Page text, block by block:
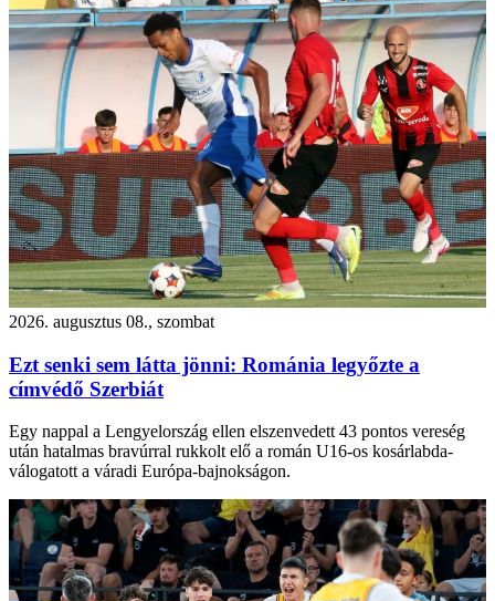
2026. augusztus 08., szombat
Ezt senki sem látta jönni: Románia legyőzte a
címvédő Szerbiát
Egy nappal a Lengyelország ellen elszenvedett 43 pontos vereség
után hatalmas bravúrral rukkolt elő a román U16-os kosárlabda-
válogatott a váradi Európa-bajnokságon.